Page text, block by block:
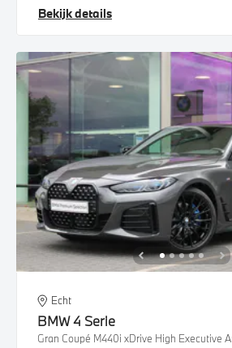
Bekijk details
Echt
BMW4 Serie
Gran Coupé M440i xDrive High Executive